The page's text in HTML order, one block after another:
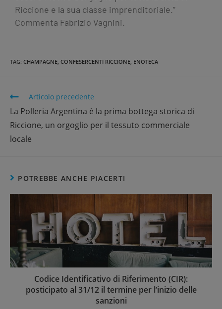
Riccione e la sua classe imprenditoriale.”
Commenta Fabrizio Vagnini.
TAG: CHAMPAGNE, CONFESERCENTI RICCIONE, ENOTECA
Articolo precedente
La Polleria Argentina è la prima bottega storica di
Riccione, un orgoglio per il tessuto commerciale
locale
POTREBBE ANCHE PIACERTI
Codice Identificativo di Riferimento (CIR):
posticipato al 31/12 il termine per l’inizio delle
sanzioni